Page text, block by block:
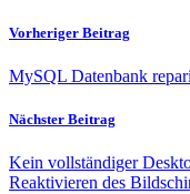
Vorheriger Beitrag
MySQL Datenbank
Nächster Beitrag
Kein vollständiger
Reaktivieren des